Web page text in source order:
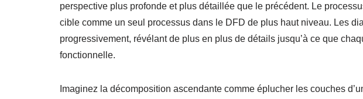
perspective plus profonde et plus détaillée que le précédent. Le
cible comme un seul processus dans le DFD de plus haut niveau. Les
progressivement, révélant de plus en plus de détails jusqu’à ce que
fonctionnelle.
Imaginez la décomposition ascendante comme éplucher les couches